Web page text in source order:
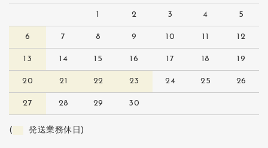
1 2 3 4 5
6 7 8 9 10 11 12
13 14 15 16 17 18 19
20 21 22 23 24 25 26
27 28 29 30
( 発送業務休日)